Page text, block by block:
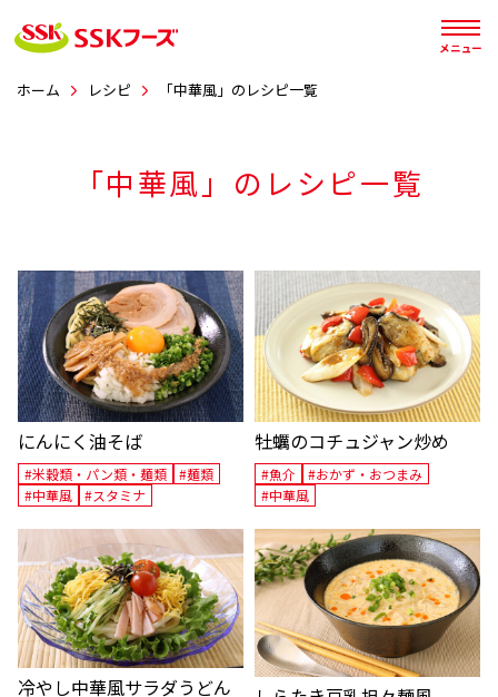
メニュー
ホーム レシピ 「中華風」のレシピ一覧
「中華風」 のレシピ一覧
にんにく油そば
#米穀類・パン類・麺類
#麺類
#中華風
#スタミナ
牡蠣のコチュジャン炒め
#魚介
#おかず・おつまみ
#中華風
冷やし中華風サラダうどん